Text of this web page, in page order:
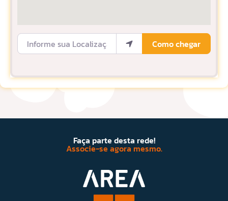
Informe sua Localização
Como chegar
Faça parte desta rede!
Associe-se agora mesmo.